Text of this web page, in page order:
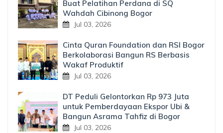
Buat Pelatihan Perdana di SQ
Wahdah Cibinong Bogor
Jul 03, 2026
Cinta Quran Foundation dan RSI Bogor
Berkolaborasi Bangun RS Berbasis
Wakaf Produktif
Jul 03, 2026
DT Peduli Gelontorkan Rp 973 Juta
untuk Pemberdayaan Ekspor Ubi &
Bangun Asrama Tahfiz di Bogor
Jul 03, 2026